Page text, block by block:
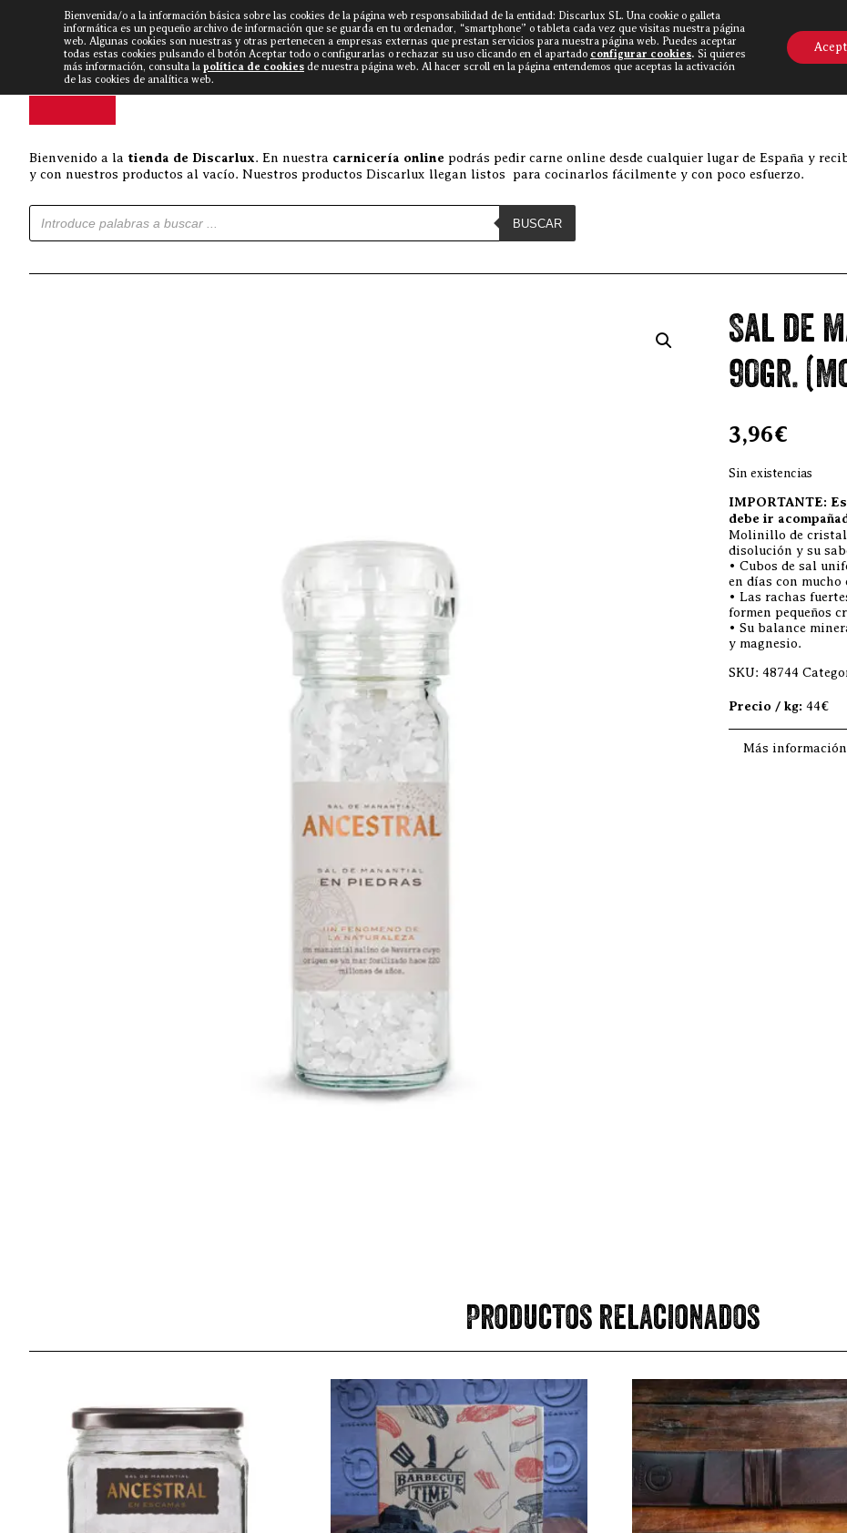
DISCARLUX▼ NOTICIAS VÍDEOS FISTERRA BOVINE WORLD▼ CONTACTO
Bienvenido a la tienda de Discarlux. En nuestra carnicería online podrás pedir carne online desde cualquier lugar de España y
y con nuestros productos al vacío. Nuestros productos Discarlux llegan listos para cocinarlos fácilmente y con poco esfuerzo.
Búsqueda de productos
BUSCAR
Sal de
90gr.
3,96€
Sin existencias
IMPORTANTE:
debe ir
Molinillo de
disolución y su
• Cubos de sal
en días con
• Las rachas
formen pequeños
• Su balance
y magnesio.
SKU: 48744
Precio / kg: 44€
Más información
Productos relacionados
Bienvenida/o a la información básica sobre las cookies de la página web responsabilidad de la entidad: Discarlux SL. Una cookie o galleta
informática es un pequeño archivo de información que se guarda en tu ordenador, “smartphone” o tableta cada vez que visitas nuestra página
web. Algunas cookies son nuestras y otras pertenecen a empresas externas que prestan servicios para nuestra página web. Puedes aceptar
todas estas cookies pulsando el botón Aceptar todo o configurarlas o rechazar su uso clicando en el apartado configurar cookies. Si quieres
más información, consulta la política de cookies de nuestra página web. Al hacer scroll en la página entendemos que aceptas la activación
de las cookies de analítica web.